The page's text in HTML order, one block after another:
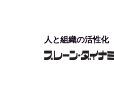
人と組織の活性化